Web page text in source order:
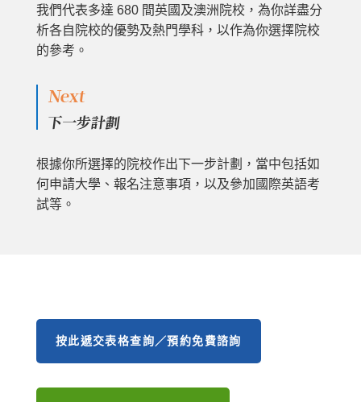
我們代表多達 680 間英國及澳洲院校，為你詳盡分
析各自院校的優勢及熱門學科，以作為你選擇院校
的參考。
Next
下一步計劃
根據你所選擇的院校作出下一步計劃，當中包括如
何申請大學、報名注意事項，以及參加國際英語考
試等。
按此遞交表格查詢／預約免費諮詢